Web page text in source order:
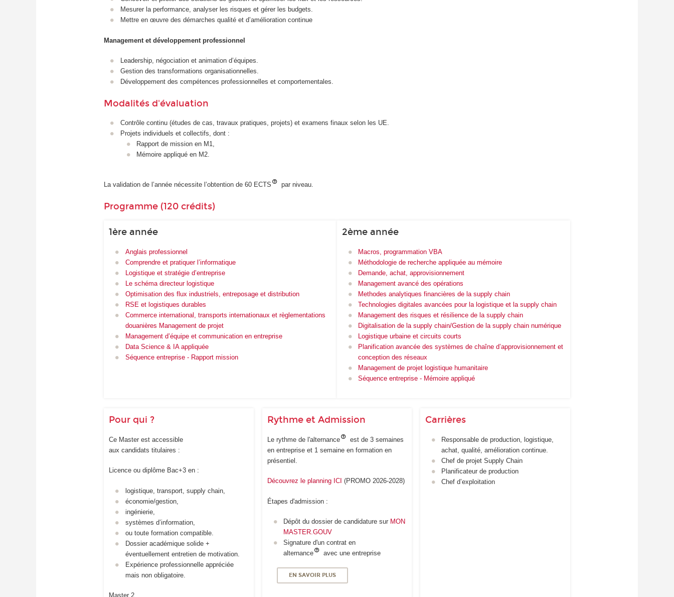
Mesurer la performance, analyser les risques et gérer les budgets.
Mettre en œuvre des démarches qualité et d’amélioration continue
Management et développement professionnel
Leadership, négociation et animation d’équipes.
Gestion des transformations organisationnelles.
Développement des compétences professionnelles et comportementales.
Modalités d'évaluation
Contrôle continu (études de cas, travaux pratiques, projets) et examens finaux selon les UE.
Projets individuels et collectifs, dont :
Rapport de mission en M1,
Mémoire appliqué en M2.
La validation de l’année nécessite l’obtention de 60 ECTS par niveau.
Programme (120 crédits)
1ère année
Anglais professionnel
Comprendre et pratiquer l’informatique
Logistique et stratégie d’entreprise
Le schéma directeur logistique
Optimisation des flux industriels, entreposage et distribution
RSE et logistiques durables
Commerce international, transports internationaux et règlementations
douanières Management de projet
Management d’équipe et communication en entreprise
Data Science & IA appliquée
Séquence entreprise - Rapport mission
2ème année
Macros, programmation VBA
Méthodologie de recherche appliquée au mémoire
Demande, achat, approvisionnement
Management avancé des opérations
Methodes analytiques financières de la supply chain
Technologies digitales avancées pour la logistique et la supply chain
Management des risques et résilience de la supply chain
Digitalisation de la supply chain/Gestion de la supply chain numérique
Logistique urbaine et circuits courts
Planification avancée des systèmes de chaîne d’approvisionnement et
conception des réseaux
Management de projet logistique humanitaire
Séquence entreprise - Mémoire appliqué
Pour qui ?
Ce Master est accessible
aux candidats titulaires :
Licence ou diplôme Bac+3 en :
logistique, transport, supply chain,
économie/gestion,
ingénierie,
systèmes d’information,
ou toute formation compatible.
Dossier académique solide +
éventuellement entretien de motivation.
Expérience professionnelle appréciée
mais non obligatoire.
Master 2
Rythme et Admission
Le rythme de l'alternance
est de 3 semaines
en entreprise et 1 semaine en formation en
présentiel.
Découvrez le planning ICI (PROMO 2026-2028)
Étapes d'admission :
Dépôt du dossier de candidature sur MON
MASTER.GOUV
Signature d'un contrat en
alternance
avec une entreprise
EN SAVOIR PLUS
Carrières
Responsable de production, logistique,
achat, qualité, amélioration continue.
Chef de projet Supply Chain
Planificateur de production
Chef d’exploitation